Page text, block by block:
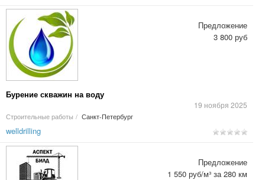
Бурение скважин на воду
19 ноября 2025
Строительные работы / Санкт-Петербург
Предложение
3 800 руб
welldrilling
Предложение
1 550 руб/м³ за 280 км